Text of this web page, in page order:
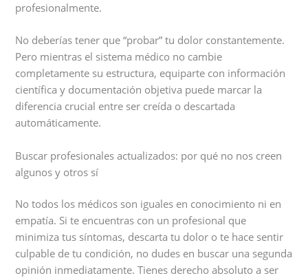
profesionalmente.
No deberías tener que “probar” tu dolor constantemente.
Pero mientras el sistema médico no cambie
completamente su estructura, equiparte con información
científica y documentación objetiva puede marcar la
diferencia crucial entre ser creída o descartada
automáticamente.
Buscar profesionales actualizados: por qué no nos creen
algunos y otros sí
No todos los médicos son iguales en conocimiento ni en
empatía. Si te encuentras con un profesional que
minimiza tus síntomas, descarta tu dolor o te hace sentir
culpable de tu condición, no dudes en buscar una segunda
opinión inmediatamente. Tienes derecho absoluto a ser